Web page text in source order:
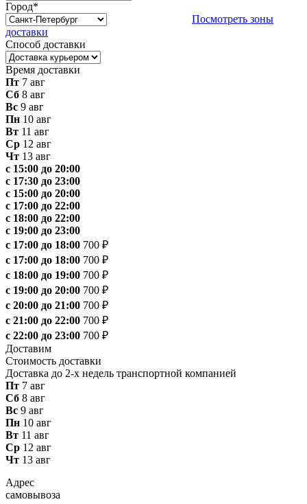
Город*
Посмотреть зоны
доставки
Способ доставки
Время доставки
Пт 7 авг
Сб 8 авг
Вс 9 авг
Пн 10 авг
Вт 11 авг
Ср 12 авг
Чт 13 авг
с 15:00 до 20:00
с 17:30 до 23:00
с 15:00 до 20:00
с 17:00 до 22:00
с 18:00 до 22:00
с 19:00 до 23:00
с 17:00 до 18:00 700 ₽
с 17:00 до 18:00 700 ₽
с 18:00 до 19:00 700 ₽
с 19:00 до 20:00 700 ₽
с 20:00 до 21:00 700 ₽
с 21:00 до 22:00 700 ₽
с 22:00 до 23:00 700 ₽
Доставим
Стоимость доставки
Доставка до 2-х недель транспортной компанией
Пт 7 авг
Сб 8 авг
Вс 9 авг
Пн 10 авг
Вт 11 авг
Ср 12 авг
Чт 13 авг
Адрес
самовывоза